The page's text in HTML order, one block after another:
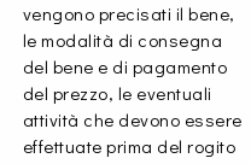
vengono precisati il bene,
le modalità di consegna
del bene e di pagamento
del prezzo, le eventuali
attività che devono essere
effettuate prima del rogito